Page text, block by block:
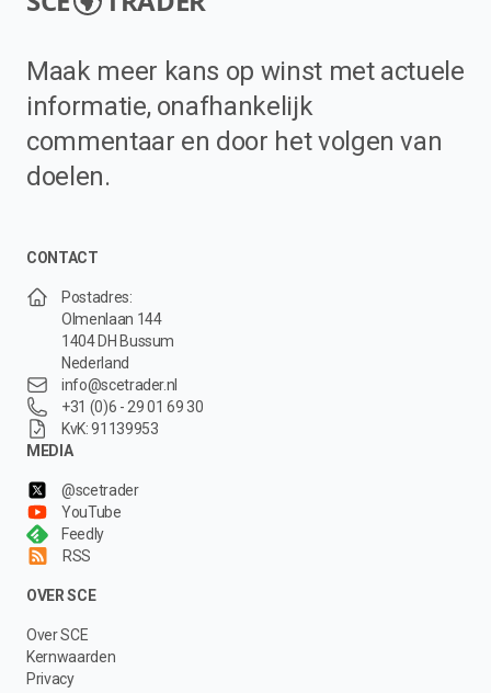
Maak meer kans op winst met actuele
informatie, onafhankelijk
commentaar en door het volgen van
doelen.
CONTACT
Postadres:
Olmenlaan 144
1404 DH Bussum
Nederland
info@scetrader.nl
+31 (0)6 - 29 01 69 30
KvK: 91139953
MEDIA
@scetrader
YouTube
Feedly
RSS
OVER SCE
Over SCE
Kernwaarden
Privacy